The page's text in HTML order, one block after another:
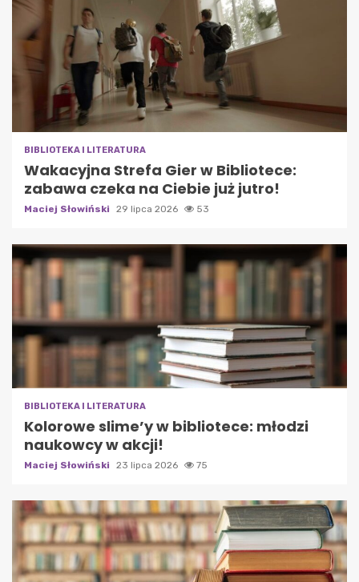
BIBLIOTEKA I LITERATURA
Wakacyjna Strefa Gier w Bibliotece:
zabawa czeka na Ciebie już jutro!
Maciej Słowiński 29 lipca 2026 53
BIBLIOTEKA I LITERATURA
Kolorowe slime’y w bibliotece: młodzi
naukowcy w akcji!
Maciej Słowiński 23 lipca 2026 75